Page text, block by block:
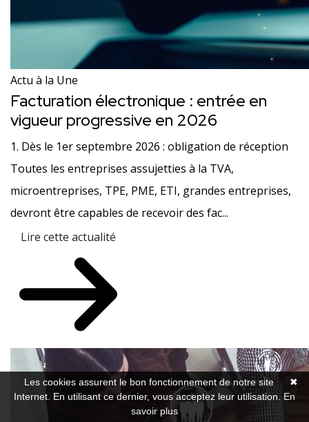
Actu à la Une
Facturation électronique : entrée en
vigueur progressive en 2026
1. Dès le 1er septembre 2026 : obligation de réception
Toutes les entreprises assujetties à la TVA,
microentreprises, TPE, PME, ETI, grandes entreprises,
devront être capables de recevoir des fac...
Lire cette actualité
✖
Les cookies assurent le bon fonctionnement de notre site
Internet. En utilisant ce dernier, vous acceptez leur utilisation. En
savoir plus